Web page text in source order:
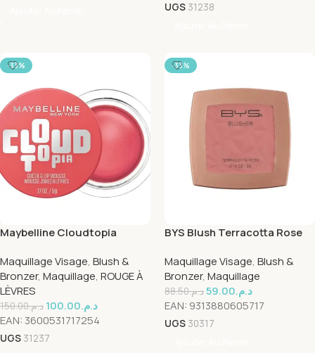
UGS 31238
-33%
Maybelline Cloudtopia
Blush 09
Maquillage Visage, Blush &
Bronzer, Maquillage, ROUGE À
LÈVRES
د.م.150.00 د.م.100.00
EAN: 3600531717254
UGS 31237
-33%
BYS Blush Terracotta Rose
Maquillage Visage, Blush &
Bronzer, Maquillage
د.م.88.50 د.م.59.00
EAN: 9313880605717
UGS 30317